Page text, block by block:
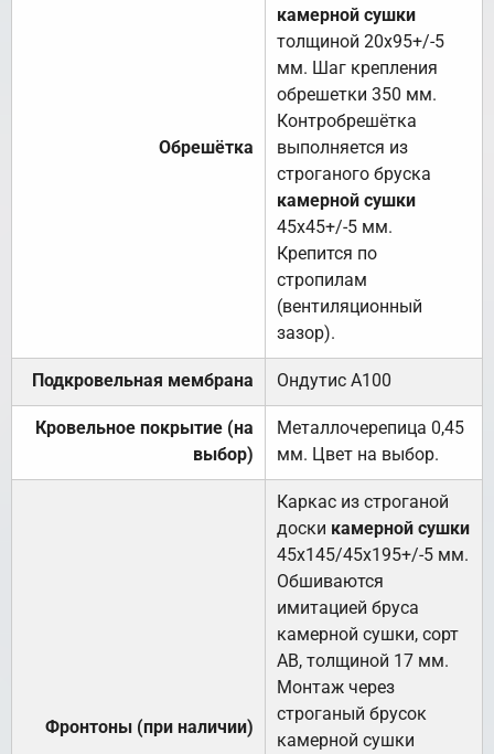
Обрешётка
камерной сушки
толщиной 20х95+/-5
мм. Шаг крепления
обрешетки 350 мм.
Контробрешётка
выполняется из
строганого бруска
камерной сушки
45х45+/-5 мм.
Крепится по
стропилам
(вентиляционный
зазор).
Подкровельная мембрана Ондутис А100
Кровельное покрытие (на
выбор)
Металлочерепица 0,45
мм. Цвет на выбор.
Фронтоны (при наличии)
Каркас из строганой
доски камерной сушки
45х145/45х195+/-5 мм.
Обшиваются
имитацией бруса
камерной сушки, сорт
АВ, толщиной 17 мм.
Монтаж через
строганый брусок
камерной сушки